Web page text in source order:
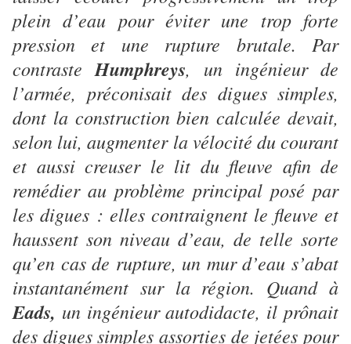
plein d’eau pour éviter une trop forte
pression et une rupture brutale. Par
contraste Humphreys, un ingénieur de
l’armée, préconisait des digues simples,
dont la construction bien calculée devait,
selon lui, augmenter la vélocité du courant
et aussi creuser le lit du fleuve afin de
remédier au problème principal posé par
les digues : elles contraignent le fleuve et
haussent son niveau d’eau, de telle sorte
qu’en cas de rupture, un mur d’eau s’abat
instantanément sur la région. Quand à
Eads, un ingénieur autodidacte, il prônait
des digues simples assorties de jetées pour